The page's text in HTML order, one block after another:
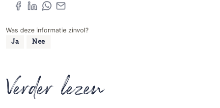
Was deze informatie zinvol?
Ja Nee
Verder lezen